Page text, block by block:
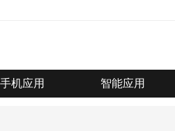
手机应用 智能应用